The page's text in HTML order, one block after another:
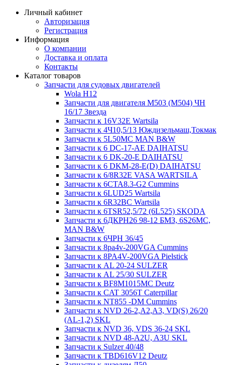
Личный кабинет
Авторизация
Регистрация
Информация
О компании
Доставка и оплата
Контакты
Каталог товаров
Запчасти для судовых двигателей
Wola H12
Запчасти для двигателя M503 (M504) ЧН
16/17 Звезда
Запчасти к 16V32E Wartsila
Запчасти к 4Ч10,5/13 Юждизельмаш,Токмак
Запчасти к 5L50MC MAN B&W
Запчасти к 6 DC-17-AE DAIHATSU
Запчасти к 6 DK-20-E DAIHATSU
Запчасти к 6 DKM-28-E(D) DAIHATSU
Запчасти к 6/8R32E VASA WARTSILA
Запчасти к 6CTA8.3-G2 Cummins
Запчасти к 6LUD25 Wartsila
Запчасти к 6R32BC Wartsila
Запчасти к 6TSR52,5/72 (6L525) SKODA
Запчасти к 6ДКРН26 98-12 БМЗ, 6S26MC,
MAN B&W
Запчасти к 6ЧРН 36/45
Запчасти к 8pa4v-200VGA Cummins
Запчасти к 8PA4V-200VGA Pielstick
Запчасти к AL 20-24 SULZER
Запчасти к AL 25/30 SULZER
Запчасти к BF8M1015MC Deutz
Запчасти к CAT 3056T Caterpillar
Запчасти к NT855 -DM Cummins
Запчасти к NVD 26-2,A2,A3, VD(S) 26/20
(AL-1,2) SKL
Запчасти к NVD 36, VDS 36-24 SKL
Запчасти к NVD 48-A2U, A3U SKL
Запчасти к Sulzer 40/48
Запчасти к TBD616V12 Deutz